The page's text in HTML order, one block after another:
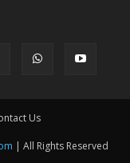
Us
| All Rights Reserved